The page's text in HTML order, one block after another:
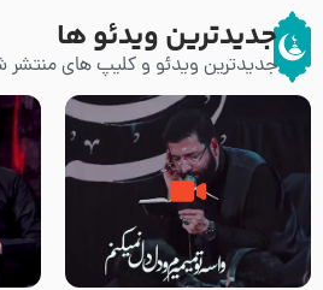
جدیدترین ویدئو ها
جدیدترین ویدئو و کلیپ های منتشر
مصداق کربلا – حاج حسین سیب